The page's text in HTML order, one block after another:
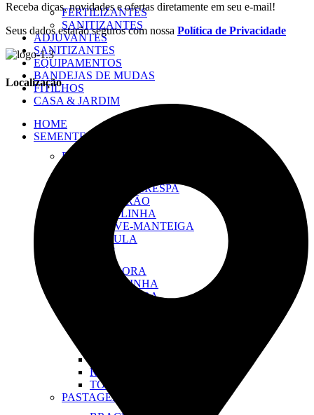
FERTILIZANTES
SANITIZANTES
ADJUVANTES
SANITIZANTES
EQUIPAMENTOS
BANDEJAS DE MUDAS
FITILHOS
CASA & JARDIM
HOME
SEMENTES
FOLHOSAS
ALFACE CRESPA
ALMEIRÃO
CEBOLINHA
COUVE-MANTEIGA
RÚCULA
LEGUMES
ABÓBORA
ABÓBRINHA
BETERRABA
REPOLHO
TOMATE
PASTAGEM
Receba dicas, novidades e ofertas diretamente em seu e-mail!
Seus dados estarão seguros com nossa Política de Privacidade
Localização